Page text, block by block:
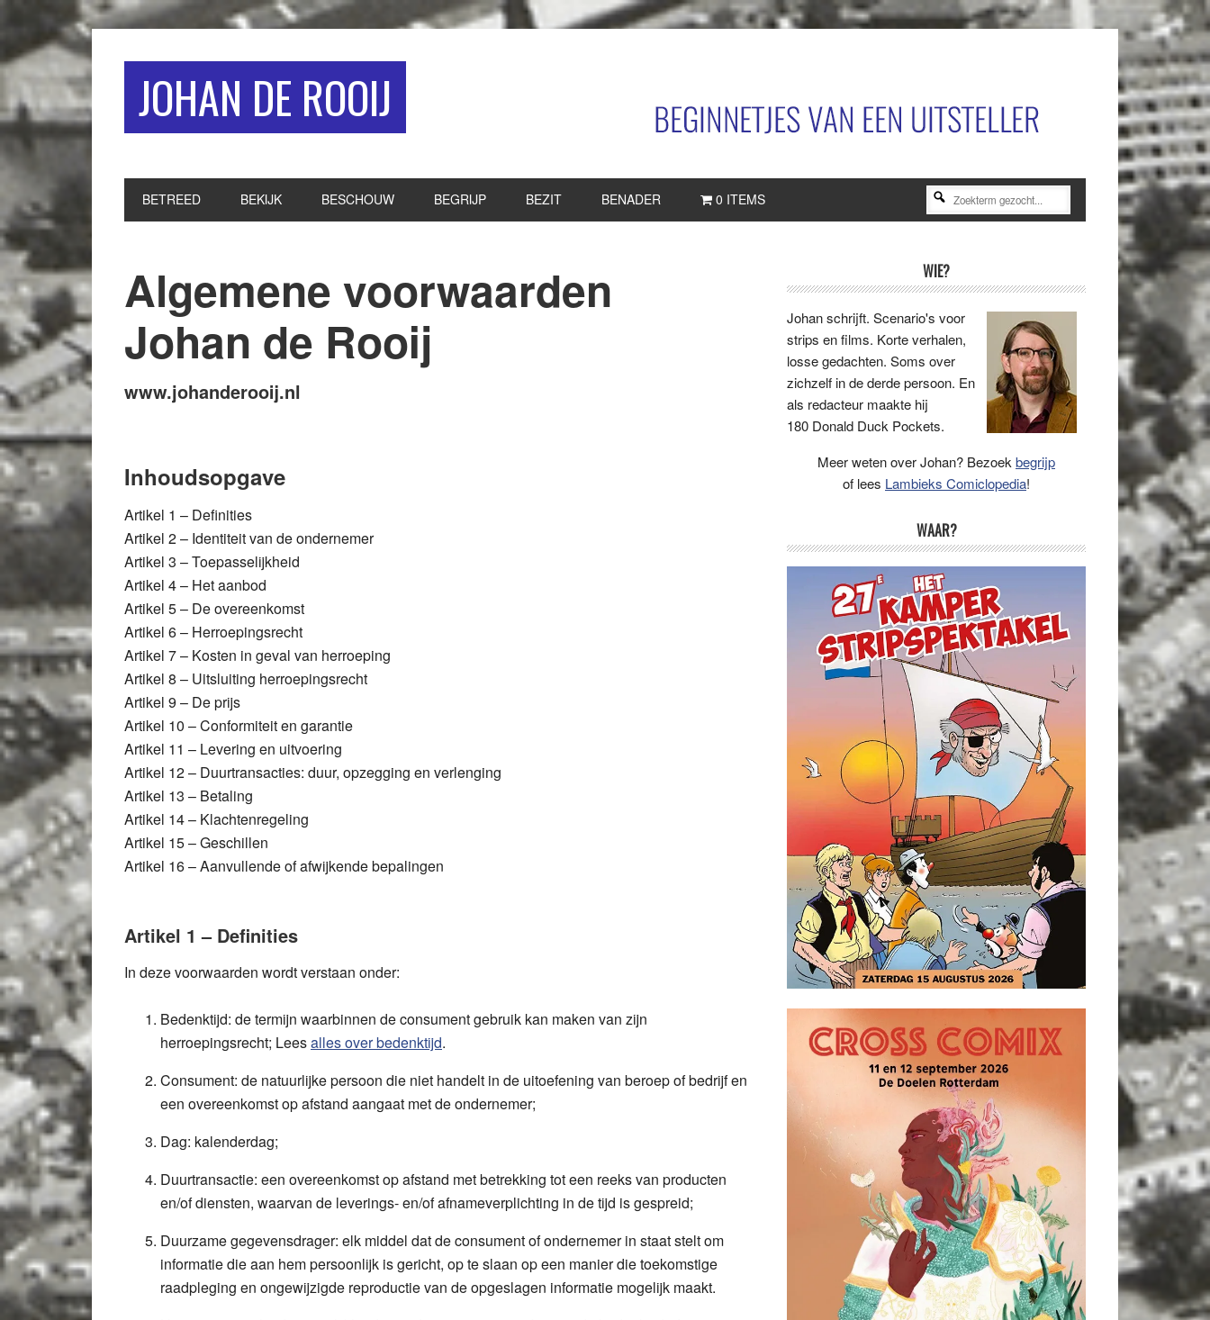
de
hoofdnavigatie
de
hoofd
inhoud
de
eerste
sidebar
JOHAN DE ROOIJ
BETREED BEKIJK BESCHOUW BEGRIJP BEZIT BENADER 0 ITEMS Zoekterm
gezocht...
Algemene voorwaarden
Johan de Rooij
www.johanderooij.nl
Inhoudsopgave
Artikel 1 – Definities
Artikel 2 – Identiteit van de ondernemer
Artikel 3 – Toepasselijkheid
Artikel 4 – Het aanbod
Artikel 5 – De overeenkomst
Artikel 6 – Herroepingsrecht
Artikel 7 – Kosten in geval van herroeping
Artikel 8 – Uitsluiting herroepingsrecht
Artikel 9 – De prijs
Artikel 10 – Conformiteit en garantie
Artikel 11 – Levering en uitvoering
Artikel 12 – Duurtransacties: duur, opzegging en verlenging
Artikel 13 – Betaling
Artikel 14 – Klachtenregeling
Artikel 15 – Geschillen
Artikel 16 – Aanvullende of afwijkende bepalingen
Artikel 1 – Definities
In deze voorwaarden wordt verstaan onder:
Bedenktijd: de termijn waarbinnen de consument gebruik kan maken van zijn
herroepingsrecht; Leesalles over bedenktijd.
Consument: de natuurlijke persoon die niet handelt in de uitoefening van beroep of bedrijf en
een overeenkomst op afstand aangaat met de ondernemer;
Dag: kalenderdag;
Duurtransactie: een overeenkomst op afstand met betrekking tot een reeks van producten
en/of diensten, waarvan de leverings- en/of afnameverplichting in de tijd is gespreid;
Duurzame gegevensdrager: elk middel dat de consument of ondernemer in staat stelt om
informatie die aan hem persoonlijk is gericht, op te slaan op een manier die toekomstige
raadpleging en ongewijzigde reproductie van de opgeslagen informatie mogelijk maakt.
Sidebar
WIE?
Johan schrijft. Scenario's voor
strips en films. Korte verhalen,
losse gedachten. Soms over
zichzelf in de derde persoon. En
als redacteur maakte hij
180 Donald Duck Pockets.
Meer weten over Johan? Bezoek begrijp
of lees Lambieks Comiclopedia!
WAAR?